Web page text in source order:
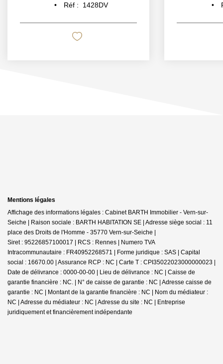
Réf :
1428DV
Mentions légales
Affichage des informations légales : Cabinet BARTH Immobilier - Vern-sur-
Seiche | Raison sociale : BARTH HABITATION SE | Adresse siège social : 11
place des Droits de l'Homme - 35770 Vern-sur-Seiche |
Siret : 95226857100017 | RCS : Rennes | Numero TVA
Intracommunautaire : FR40952268571 | Forme juridique : SAS | Capital
social : 16670.00 | Assurance RCP : NC | Carte T : CPI35022023000000023 |
Date de délivrance : 0000-00-00 | Lieu de délivrance : NC | Caisse de
garantie financière : NC. | N° de caisse de garantie : NC | Adresse caisse de
garantie : NC | Montant de la garantie financière : NC | Nom du médiateur :
NC | Adresse du médiateur : NC | Adresse du site : NC | Entreprise
juridiquement et financièrement indépendante